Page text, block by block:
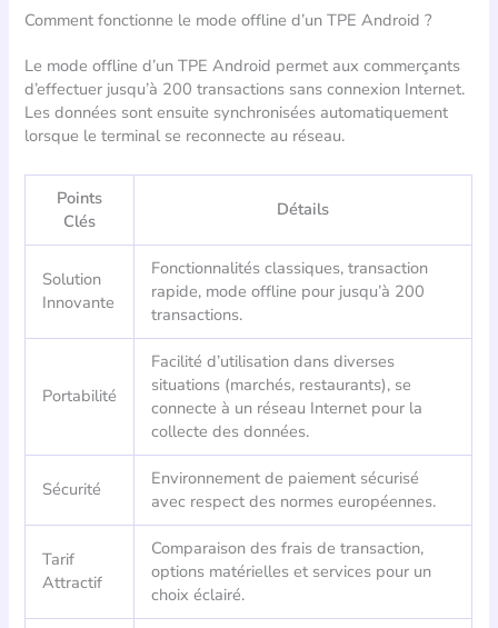
Comment fonctionne le mode offline d’un TPE Android ?
Le mode offline d’un TPE Android permet aux commerçants
d’effectuer jusqu’à 200 transactions sans connexion Internet.
Les données sont ensuite synchronisées automatiquement
lorsque le terminal se reconnecte au réseau.
Points
Clés
Détails
Solution
Innovante
Fonctionnalités classiques, transaction
rapide, mode offline pour jusqu’à 200
transactions.
Portabilité
Facilité d’utilisation dans diverses
situations (marchés, restaurants), se
connecte à un réseau Internet pour la
collecte des données.
Sécurité
Environnement de paiement sécurisé
avec respect des normes européennes.
Tarif
Attractif
Comparaison des frais de transaction,
options matérielles et services pour un
choix éclairé.